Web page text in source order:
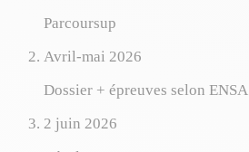
Parcoursup
Avril-mai 2026
Dossier + épreuves selon ENSA
2 juin 2026